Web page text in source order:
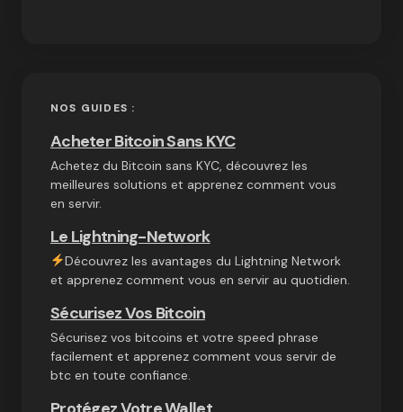
NOS GUIDES :
Acheter Bitcoin Sans KYC
Achetez du Bitcoin sans KYC, découvrez les
meilleures solutions et apprenez comment vous
en servir.
Le Lightning-Network
Découvrez les avantages du Lightning Network
et apprenez comment vous en servir au quotidien.
Sécurisez Vos Bitcoin
Sécurisez vos bitcoins et votre speed phrase
facilement et apprenez comment vous servir de
btc en toute confiance.